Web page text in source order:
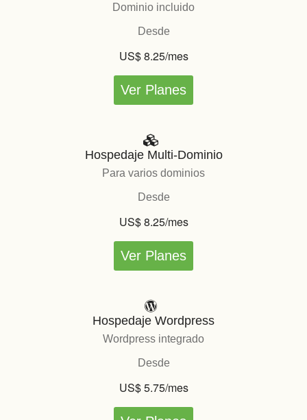
Dominio incluido
Desde
US$ 8.25/mes
Ver Planes
Hospedaje Multi-Dominio
Para varios dominios
Desde
US$ 8.25/mes
Ver Planes
Hospedaje Wordpress
Wordpress integrado
Desde
US$ 5.75/mes